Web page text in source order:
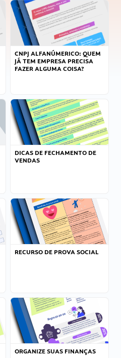
CNPJ ALFANÚMERICO: QUEM
JÁ TEM EMPRESA PRECISA
FAZER ALGUMA COISA?
DICAS DE FECHAMENTO DE
VENDAS
RECURSO DE PROVA SOCIAL
ORGANIZE SUAS FINANÇAS